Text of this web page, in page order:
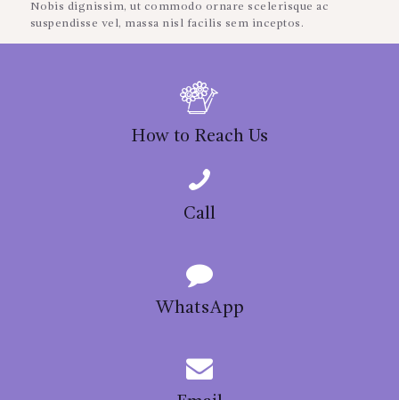
Nobis dignissim, ut commodo ornare scelerisque ac
suspendisse vel, massa nisl facilis sem inceptos.
How to Reach Us
Call
WhatsApp